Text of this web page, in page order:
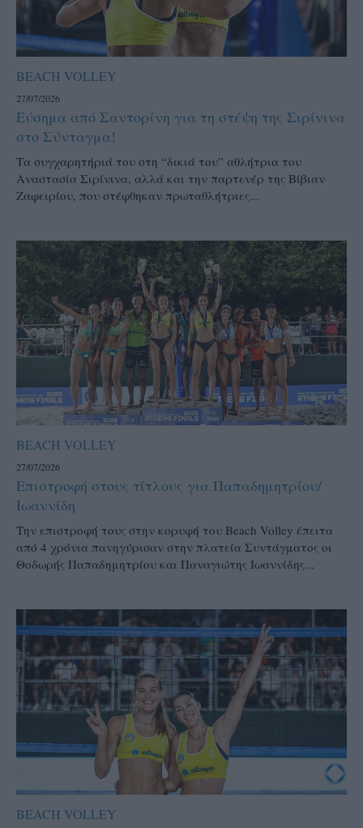
BEACH VOLLEY
27/07/2026
Εύσημα από Σαντορίνη για τη στέψη της Σιρίνινα
στο Σύνταγμα!
Τα συγχαρητήριά του στη “δικιά του” αθλήτρια του
Αναστασία Σιρίνινα, αλλά και την παρτενέρ της Βίβιαν
Ζαφειρίου, που στέφθηκαν πρωταθλήτριες...
BEACH VOLLEY
27/07/2026
Επιστροφή στους τίτλους για Παπαδημητρίου/
Ιωαννίδη
Την επιστροφή τους στην κορυφή του Beach Volley έπειτα
από 4 χρόνια πανηγύρισαν στην πλατεία Συντάγματος οι
Θοδωρής Παπαδημητρίου και Παναγιώτης Ιωαννίδης...
BEACH VOLLEY